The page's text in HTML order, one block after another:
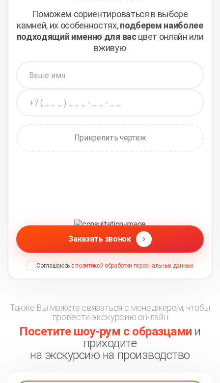
Поможем сориентироваться в выборе
камней, их особенностях,подберем наиболее
подходящий именно для васцвет онлайн или
вживую
Прикрепить чертеж
Заказать звонок
Соглашаюсь с политикой обработки персональных данных
Также Вы можете связаться с менеджером, чтобы
провести экскурсию он-лайн
Посетите шоу-рум с образцами и
приходите
на экскурсию на производство